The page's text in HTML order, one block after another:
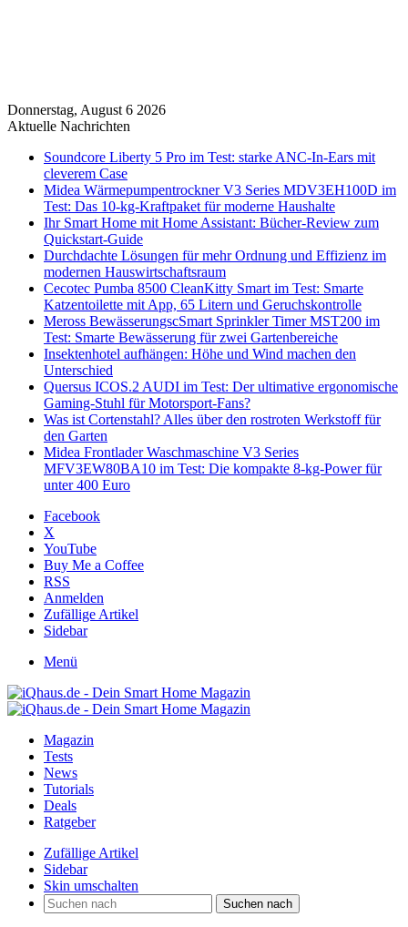
Donnerstag, August 6 2026
Aktuelle Nachrichten
Soundcore Liberty 5 Pro im Test: starke ANC-In-Ears mit
cleverem Case
Midea Wärmepumpentrockner V3 Series MDV3EH100D im
Test: Das 10-kg-Kraftpaket für moderne Haushalte
Ihr Smart Home mit Home Assistant: Bücher-Review zum
Quickstart-Guide
Durchdachte Lösungen für mehr Ordnung und Effizienz im
modernen Hauswirtschaftsraum
Cecotec Pumba 8500 CleanKitty Smart im Test: Smarte
Katzentoilette mit App, 65 Litern und Geruchskontrolle
Meross BewässerungscSmart Sprinkler Timer MST200 im
Test: Smarte Bewässerung für zwei Gartenbereiche
Insektenhotel aufhängen: Höhe und Wind machen den
Unterschied
Quersus ICOS.2 AUDI im Test: Der ultimative ergonomische
Gaming-Stuhl für Motorsport-Fans?
Was ist Cortenstahl? Alles über den rostroten Werkstoff für
den Garten
Midea Frontlader Waschmaschine V3 Series
MFV3EW80BA10 im Test: Die kompakte 8-kg-Power für
unter 400 Euro
Facebook
X
YouTube
Buy Me a Coffee
RSS
Anmelden
Zufällige Artikel
Sidebar
Menü
Magazin
Tests
News
Tutorials
Deals
Ratgeber
Zufällige Artikel
Sidebar
Skin umschalten
Suchen nach